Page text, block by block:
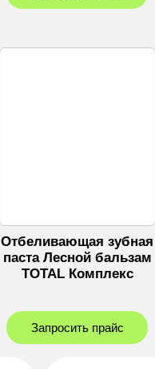
Отбеливающая зубная
паста Лесной бальзам
TOTAL Комплекс
Запросить прайс